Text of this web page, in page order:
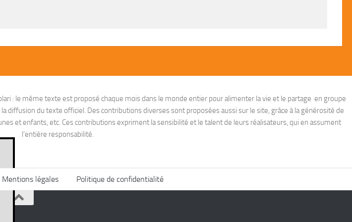
: le même texte est proposé chaque mois dans le monde entier pour alimenter la vie et le partage en groupe
diffusion du texte officiel. Des contributions diverses sont proposées aussi sur le site, grâce à la générosité de
et enfants, etc. Ces contributions expriment la sensibilité et le talent de leurs réalisateurs, qui en assument
l’entière responsabilité.
Mentions légales Politique de confidentialité